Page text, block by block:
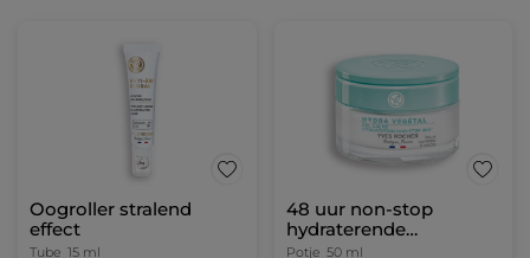
Oogroller stralend
effect
Tube 15 ml
48 uur non-stop
hydraterende
dagcrème
Potje 50 ml